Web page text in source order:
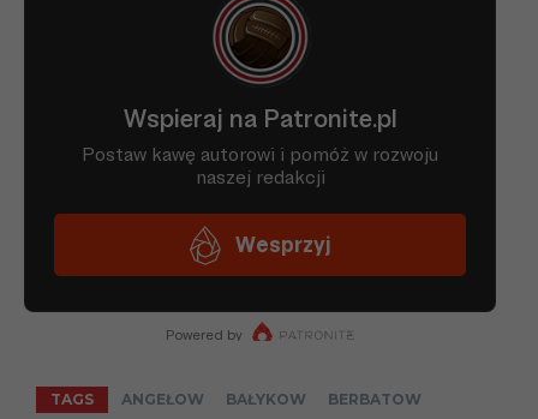
TAGS ANGEŁOW BAŁYKOW
BERBATOW